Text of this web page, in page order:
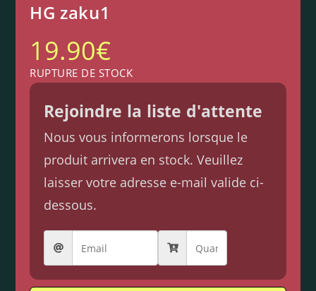
HG zaku1
19.90€
RUPTURE DE STOCK
Rejoindre la liste d'attente
Nous vous informerons lorsque le
produit arrivera en stock. Veuillez
laisser votre adresse e-mail valide ci-
dessous.